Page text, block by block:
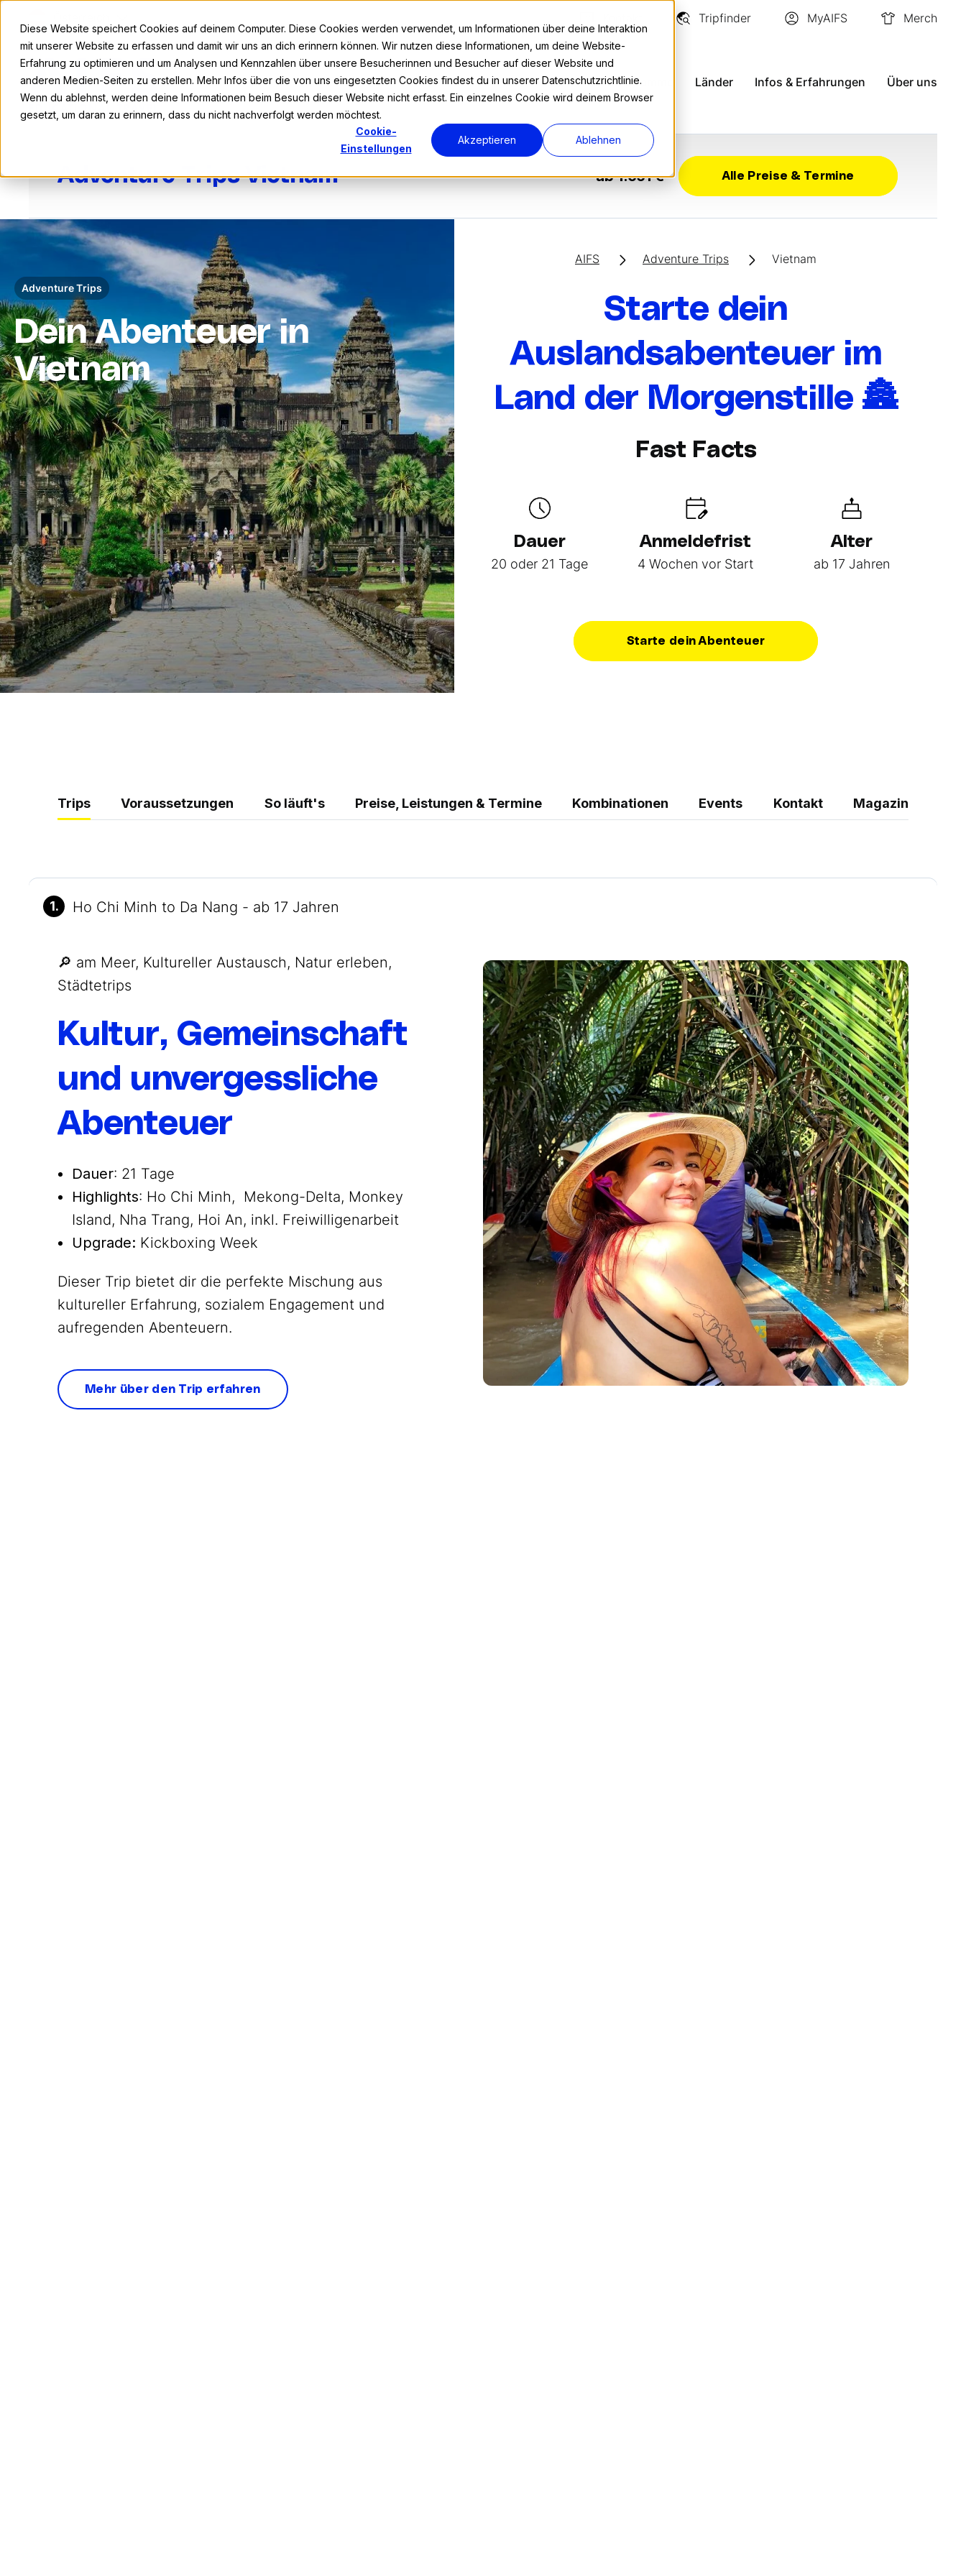
Diese Website speichert Cookies auf deinem Computer. Diese Cookies werden verwendet, um Informationen über deine Interaktion
mit unserer Website zu erfassen und damit wir uns an dich erinnern können. Wir nutzen diese Informationen, um deine Website-
Erfahrung zu optimieren und um Analysen und Kennzahlen über unsere Besucherinnen und Besucher auf dieser Website und
anderen Medien-Seiten zu erstellen. Mehr Infos über die von uns eingesetzten Cookies findest du in unserer Datenschutzrichtlinie.
Wenn du ablehnst, werden deine Informationen beim Besuch dieser Website nicht erfasst. Ein einzelnes Cookie wird deinem Browser
gesetzt, um daran zu erinnern, dass du nicht nachverfolgt werden möchtest.
Cookie-
Einstellungen
Akzeptieren Ablehnen
Tripfinder MyAIFS Merch
Programme Länder Infos & Erfahrungen Über uns
Adventure Trips Vietnam ab 1.651 € Alle Preise & Termine
Adventure Trips
Dein Abenteuer in
Vietnam
AIFS Adventure Trips Vietnam
Starte dein
Auslandsabenteuer im
Land der Morgenstille 🏯
Fast Facts
Dauer
20 oder 21 Tage
Anmeldefrist
4 Wochen vor Start
Alter
ab 17 Jahren
Starte dein Abenteuer
Trips Voraussetzungen So läuft's Preise, Leistungen & Termine Kombinationen Events Kontakt Magazin
1. Ho Chi Minh to Da Nang - ab 17 Jahren
🔎 am Meer, Kultureller Austausch, Natur erleben,
Städtetrips
Kultur, Gemeinschaft
und unvergessliche
Abenteuer
Dauer: 21 Tage
Highlights: Ho Chi Minh, Mekong-Delta, Monkey
Island, Nha Trang, Hoi An, inkl. Freiwilligenarbeit
Upgrade: Kickboxing Week
Dieser Trip bietet dir die perfekte Mischung aus
kultureller Erfahrung, sozialem Engagement und
aufregenden Abenteuern.
Mehr über den Trip erfahren